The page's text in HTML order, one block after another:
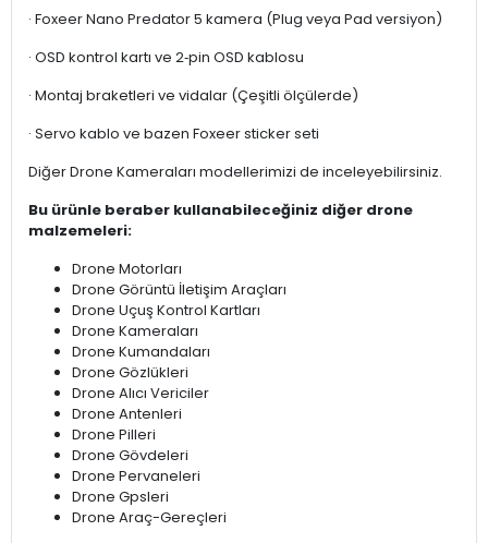
· Foxeer Nano Predator 5 kamera (Plug veya Pad versiyon)
· OSD kontrol kartı ve 2‑pin OSD kablosu
· Montaj braketleri ve vidalar (Çeşitli ölçülerde)
· Servo kablo ve bazen Foxeer sticker seti
Diğer Drone Kameraları modellerimizi de inceleyebilirsiniz.
Bu ürünle beraber kullanabileceğiniz diğer drone
malzemeleri:
Drone Motorları
Drone Görüntü İletişim Araçları
Drone Uçuş Kontrol Kartları
Drone Kameraları
Drone Kumandaları
Drone Gözlükleri
Drone Alıcı Vericiler
Drone Antenleri
Drone Pilleri
Drone Gövdeleri
Drone Pervaneleri
Drone Gpsleri
Drone Araç-Gereçleri